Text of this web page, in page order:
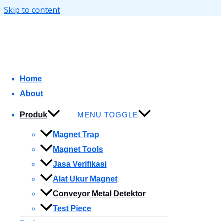
Skip to content
Home
About
Produk MENU TOGGLE
Magnet Trap
Magnet Tools
Jasa Verifikasi
Alat Ukur Magnet
Conveyor Metal Detektor
Test Piece
Detektor Untuk Daging
WHATSAPP
Detektor Untuk Biskuit
Detektor Untuk Sepatu
WHATSAPP
Detektor AEC500C Series flap rejection
WHATSAPP